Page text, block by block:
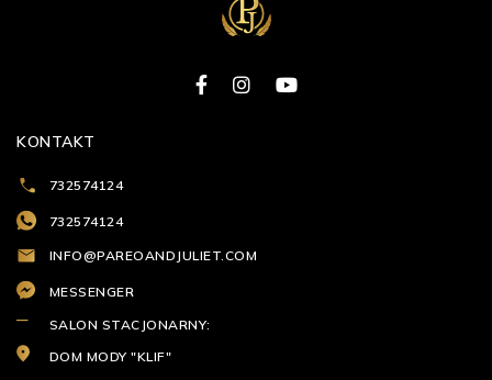
KONTAKT
732574124
732574124
INFO@PAREOANDJULIET.COM
MESSENGER
SALON STACJONARNY:
DOM MODY "KLIF"